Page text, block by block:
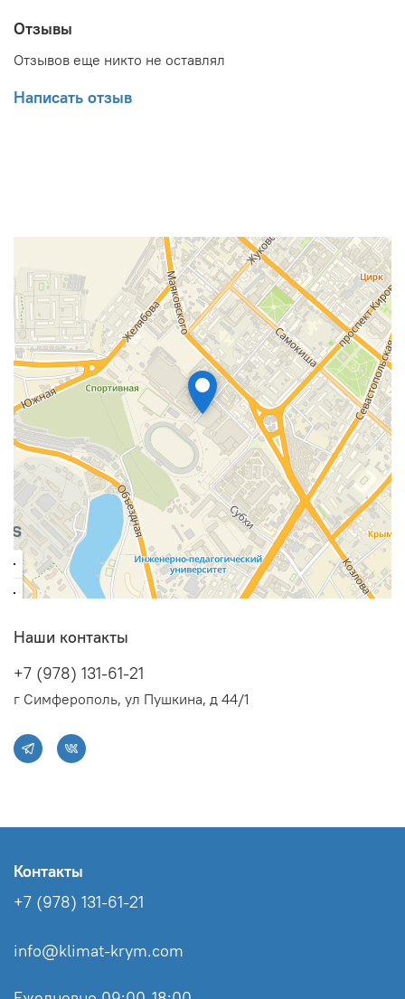
Локальный микроклимат. Желаемые параметры
микроклимата устанавливаются в месте
Автоматический перезапуск. Обеспечивает
наружного блоков от негативного воздействия
влаги, соли, агрессивных загрязнителей.
Запоминание положения заслонки. При
включении блока заслонка возвращается в
положение, в котором она была до выключения.
Блокировка клавиш пульта. Нажатие комбинации
клавиш приводит к невозможности управления
работой кондиционера с пульта управления
посторонними или маленькими детьми.
Возможность управления кондиционером с
помощью Wi-Fi-контроллера (опция).
Отзывы
Отзывов еще никто не оставлял
Написать отзыв
Наши контакты
+7 (978) 131-61-21
г Симферополь, ул Пушкина, д 44/1
Контакты
+7 (978) 131-61-21
info@klimat-krym.com